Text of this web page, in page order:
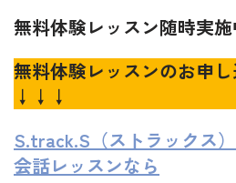
無料体験レッスン随時実施
無料体験レッスンのお申
↓↓↓
S.track.S（ストラックス
会話レッスンなら